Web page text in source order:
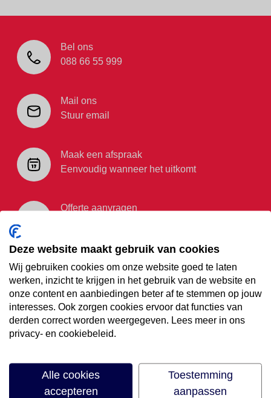
Bel ons
088 66 55 999
Mail ons
Stuur email
Maak een afspraak
Eenvoudig wanneer het uitkomt
Offerte aanvragen
€35,- korting op je
volgende vakantie
Meld je aan voor onze nieuwsbrief
Deze website maakt gebruik van cookies
Wij gebruiken cookies om onze website goed te laten
werken, inzicht te krijgen in het gebruik van de website en
onze content en aanbiedingen beter af te stemmen op jouw
interesses. Ook zorgen cookies ervoor dat functies van
derden correct worden weergegeven. Lees meer in ons
privacy- en cookiebeleid.
Alle cookies
accepteren
Toestemming
aanpassen